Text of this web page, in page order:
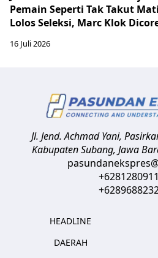
Pemain Seperti Tak Takut
Lolos Seleksi, Marc Klok
16 Juli 2026
Jl. Jend. Achmad Yani,
Kabupaten Subang, Jawa
HEADLINE
DAERAH